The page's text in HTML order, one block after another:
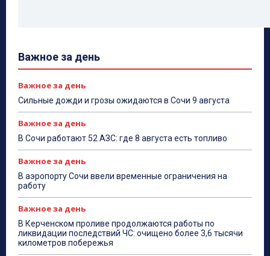
Важное за день
Важное за день
Сильные дожди и грозы ожидаются в Сочи 9 августа
Важное за день
В Сочи работают 52 АЗС: где 8 августа есть топливо
Важное за день
В аэропорту Сочи ввели временные ограничения на
работу
Важное за день
В Керченском проливе продолжаются работы по
ликвидации последствий ЧС: очищено более 3,6 тысячи
километров побережья